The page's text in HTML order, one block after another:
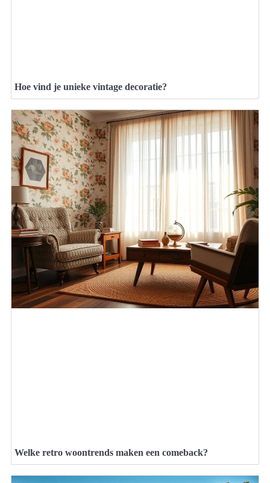
Hoe vind je unieke vintage decoratie?
Welke retro woontrends maken een comeback?